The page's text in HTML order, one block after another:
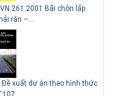
kế nhà siêu nhỏ độc đáo
261:2001 Bãi chôn lấp
rắn –...
Đề xuất dự án theo hình thức